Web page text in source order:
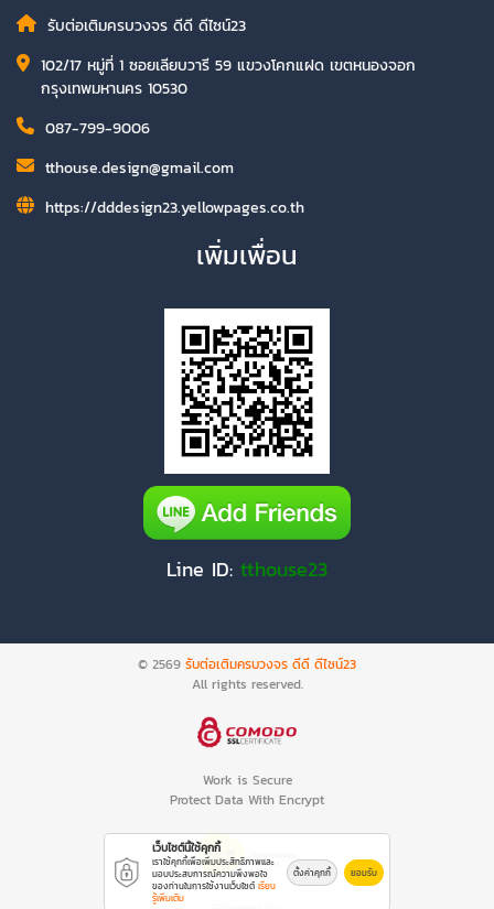
รับต่อเติมครบวงจร ดีดี ดีไซน์23
102/17 หมู่ที่ 1 ซอยเลียบวารี 59 แขวงโคกแฝด เขตหนองจอก
กรุงเทพมหานคร 10530
087-799-9006
tthouse.design@gmail.com
https://dddesign23.yellowpages.co.th
เพิ่มเพื่อน
Line ID: tthouse23
© 2569 รับต่อเติมครบวงจร ดีดี ดีไซน์23
All rights reserved.
Work is Secure
Protect Data With Encrypt
เว็บไซต์นี้ใช้คุกกี้
เราใช้คุกกี้เพื่อเพิ่มประสิทธิภาพและ
มอบประสบการณ์ความพึงพอใจ
ของท่านในการใช้งานเว็บไซต์ เรียน
รู้เพิ่มเติม
ตั้งค่าคุกกี้ ยอมรับ